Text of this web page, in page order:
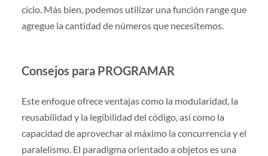
ciclo. Más bien, podemos utilizar una función range que
agregue la cantidad de números que necesitemos.
Consejos para PROGRAMAR
Este enfoque ofrece ventajas como la modularidad, la
reusabilidad y la legibilidad del código, así como la
capacidad de aprovechar al máximo la concurrencia y el
paralelismo. El paradigma orientado a objetos es una